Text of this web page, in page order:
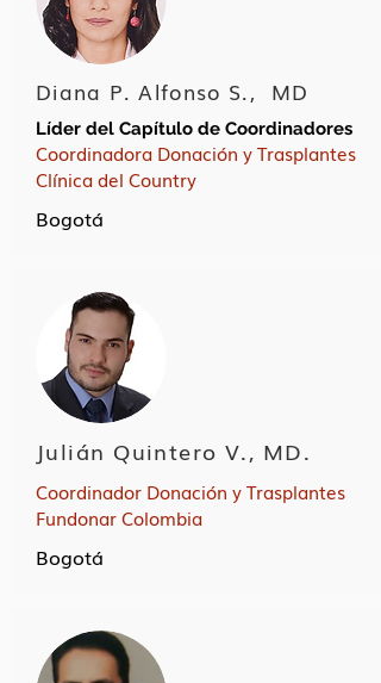
Diana P. Alfonso S., MD
Líder del Capítulo de Coordinadores
Coordinadora Donación y Trasplantes
Clínica del Country
Bogotá
Julián Quintero V., MD.
Coordinador Donación y Trasplantes
Fundonar Colombia
Bogotá